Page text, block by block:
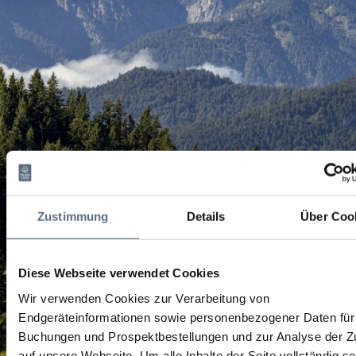
Zustimmung Details Über
Diese Webseite verwendet Cookies
Wir verwenden Cookies zur Verarbeitung von
Endgeräteinformationen sowie personenbezogener Daten
Buchungen und Prospektbestellungen und zur Analyse der